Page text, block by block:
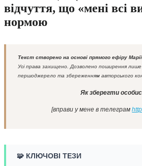
відчуття, що «мені всі
нормою
Текст створено на основі прямого ефіру Марії
Усі права захищено. Дозволено поширення
першоджерело та збереженням авторського
Як зберегти
[вправи у мене в телеграм
🧩 КЛЮЧОВІ ТЕЗИ